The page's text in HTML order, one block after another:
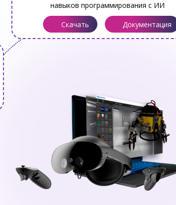
Скачать Документация
навыков программирования с ИИ